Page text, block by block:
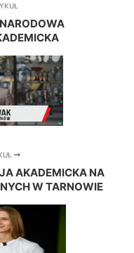
AKADEMICKA NA
W TARNOWIE